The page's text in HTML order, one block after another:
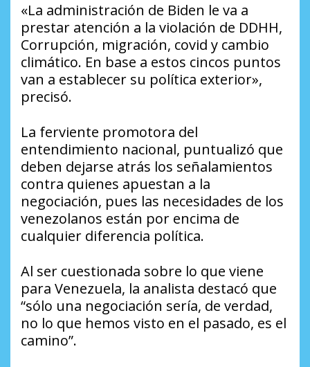
«La administración de Biden le va a
prestar atención a la violación de DDHH,
Corrupción, migración, covid y cambio
climático. En base a estos cincos puntos
van a establecer su política exterior»,
precisó.
La ferviente promotora del
entendimiento nacional, puntualizó que
deben dejarse atrás los señalamientos
contra quienes apuestan a la
negociación, pues las necesidades de los
venezolanos están por encima de
cualquier diferencia política.
Al ser cuestionada sobre lo que viene
para Venezuela, la analista destacó que
“sólo una negociación sería, de verdad,
no lo que hemos visto en el pasado, es el
camino”.